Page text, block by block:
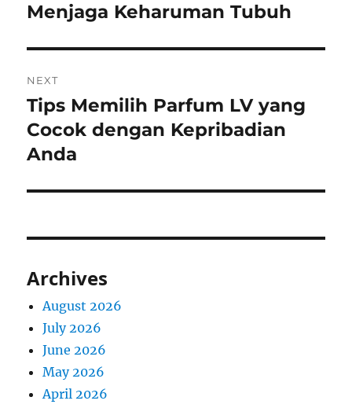
post:
Menjaga Keharuman Tubuh
NEXT
Next
post:
Tips Memilih Parfum LV yang
Cocok dengan Kepribadian
Anda
Archives
August 2026
July 2026
June 2026
May 2026
April 2026